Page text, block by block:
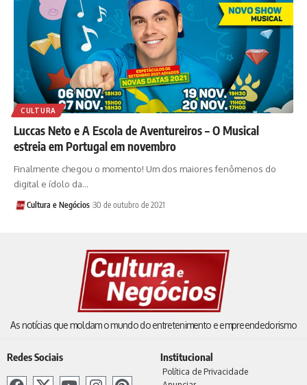
CULTURA
Luccas Neto e A Escola de Aventureiros – O Musical
estreia em Portugal em novembro
Finalmente chegou o momento! Um dos maiores fenômenos do
digital e ídolo da…
Cultura e Negócios 30 de outubro de 2021
As notícias que moldam o mundo do entretenimento e empreendedorismo
Redes Sociais Institucional
Política de Privacidade